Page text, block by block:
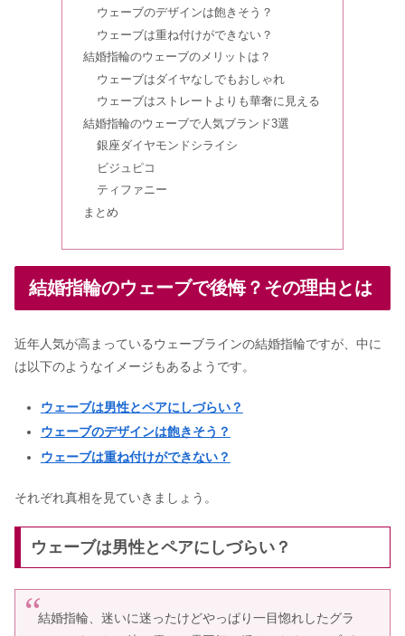
結婚報告【親・親戚編】いきなり報告
&言いにくい場合の文例9選
海外挙式のドレスはレンタルor購入？
メリットとデメットを比較
イン・インスタ・SNSの文例10選
結婚式のブーケの保存を自分ででき
る？おすすめの方法や加工店も
婚約指輪でフルエタニティ＆ハーフは
後悔する？つけっぱなし＆重ね付け人
ご祝儀は結婚式なしでも必要？親族相
場＆ご祝儀袋まとめ《お返しも》
と】
うなの？デメリット&メリット
ウェーブのデザインは飽きそう？
ウェーブは重ね付けができない？
結婚指輪のウェーブのメリットは？
ウェーブはダイヤなしでもおしゃれ
ウェーブはストレートよりも華奢に見える
結婚指輪のウェーブで人気ブランド3選
銀座ダイヤモンドシライシ
ビジュピコ
ティファニー
まとめ
結婚指輪のウェーブで後悔？その理由とは
近年人気が高まっているウェーブラインの結婚指輪ですが、中に
は以下のようなイメージもあるようです。
ウェーブは男性とペアにしづらい？
ウェーブのデザインは飽きそう？
ウェーブは重ね付けができない？
それぞれ真相を見ていきましょう。
ウェーブは男性とペアにしづらい？
結婚指輪、迷いに迷ったけどやっぱり一目惚れしたグラ